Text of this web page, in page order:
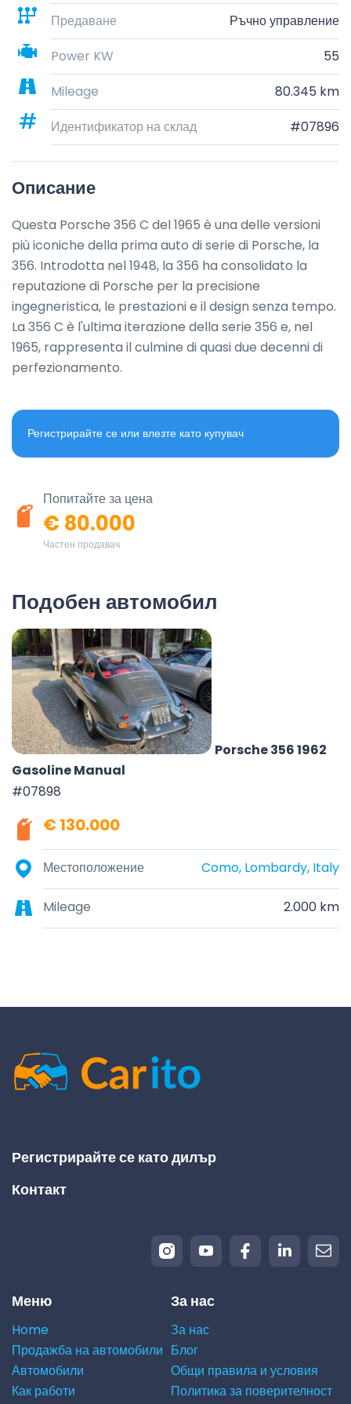
Предаване
Ръчно управление
Power KW
55
Mileage
80.345 km
Идентификатор на склад
#07896
Описание
Questa Porsche 356 C del 1965 è una delle versioni
più iconiche della prima auto di serie di Porsche, la
356. Introdotta nel 1948, la 356 ha consolidato la
reputazione di Porsche per la precisione
ingegneristica, le prestazioni e il design senza tempo.
La 356 C è l'ultima iterazione della serie 356 e, nel
1965, rappresenta il culmine di quasi due decenni di
perfezionamento.
Регистрирайте се или влезте като купувач
Попитайте за цена
€ 80.000
Частен продавач
Подобен автомобил
Porsche 356 1962
Gasoline Manual
#07898
€ 130.000
Местоположение Como, Lombardy, Italy
Mileage 2.000 km
Регистрирайте се като дилър
Контакт
Меню
Home
Продажба на автомобили
Автомобили
Как работи
За нас
За нас
Блог
Общи правила и условия
Политика за поверителност